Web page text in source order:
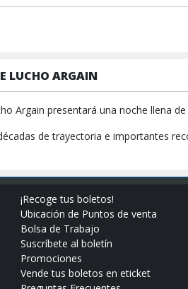
LUCHO ARGAIN
Argain presentará una noche llena
de trayectoria e importantes
¡Recoge tus boletos!
Ubicación de Puntos de venta
Bolsa de Trabajo
Suscríbete al boletín
Promociones
Vende tus boletos en eticket